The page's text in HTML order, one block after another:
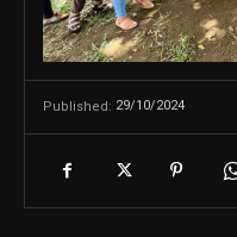
Published: 29/10/2024